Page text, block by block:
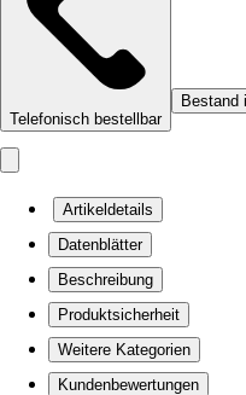
Telefonisch bestellbar
Bestand
Artikeldetails
Datenblätter
Beschreibung
Produktsicherheit
Weitere Kategorien
Kundenbewertungen